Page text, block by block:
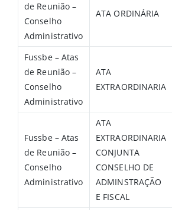
de Reunião –
Conselho
Administrativo
ATA ORDINÁRIA
Fussbe – Atas
de Reunião –
Conselho
Administrativo
ATA
EXTRAORDINARIA
Fussbe – Atas
de Reunião –
Conselho
Administrativo
ATA
EXTRAORDINARIA
CONJUNTA
CONSELHO DE
ADMINSTRAÇÃO
E FISCAL